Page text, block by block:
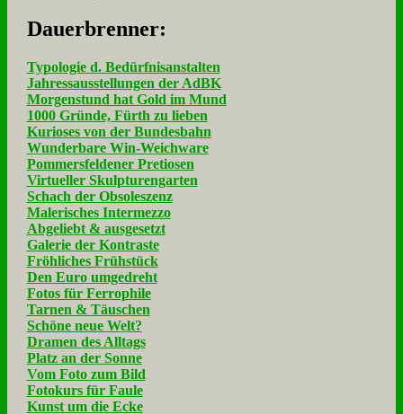
Dau­er­bren­ner:
Typologie d. Bedürfnisanstalten
Jahressausstellungen der AdBK
Morgenstund hat Gold im Mund
1000 Gründe, Fürth zu lieben
Kurioses von der Bundesbahn
Wunderbare Win-Weichware
Pommersfeldener Pretiosen
Virtueller Skulpturengarten
Schach der Obsoleszenz
Malerisches Intermezzo
Abgeliebt & ausgesetzt
Galerie der Kontraste
Fröhliches Frühstück
Den Euro umgedreht
Fotos für Ferrophile
Tarnen & Täuschen
Schöne neue Welt?
Dramen des Alltags
Platz an der Sonne
Vom Foto zum Bild
Fotokurs für Faule
Kunst um die Ecke